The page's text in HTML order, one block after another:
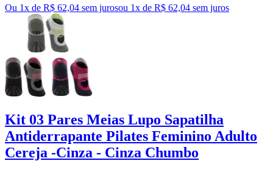
Ou 1x de R$ 62,04 sem jurosou 1x de R$ 62,04 sem juros
Kit 03 Pares Meias Lupo Sapatilha
Antiderrapante Pilates Feminino Adulto
Cereja -Cinza - Cinza Chumbo